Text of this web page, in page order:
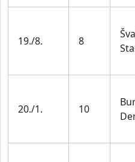
19./8. 8
20./1. 10